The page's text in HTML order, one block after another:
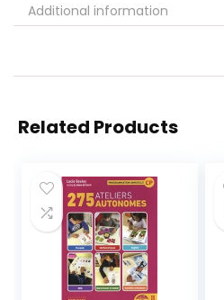
Additional information
Related Products